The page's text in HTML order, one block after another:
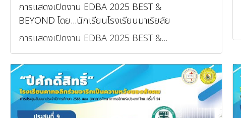
การแสดงเปิดงาน EDBA 2025 BEST &
BEYOND โดย...นักเรียนโรงเรียนมาเรียลัย
การแสดงเปิดงาน EDBA 2025 BEST &...